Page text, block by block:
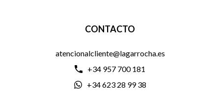
CONTACTO
atencionalcliente@lagarrocha.es
+34 957 700 181
+34 623 28 99 38